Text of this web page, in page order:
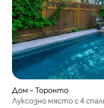
Дом – Торонто
Луксозно място с 4